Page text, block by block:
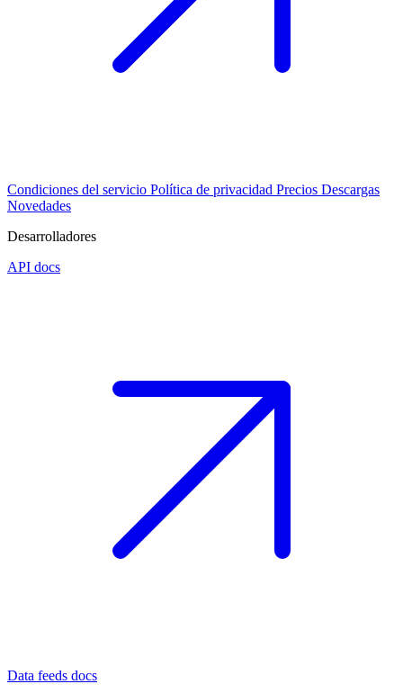
Condiciones del servicio Política de privacidad Precios Descargas
Novedades
Desarrolladores
API docs
Data feeds docs